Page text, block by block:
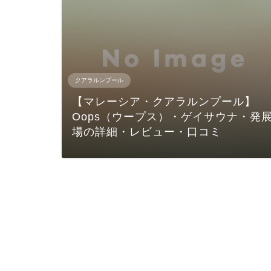
クアラルンプール
【マレーシア・クアラルンプール】
Oops（ウープス）・ゲイサウナ・発
場の詳細・レビュー・口コミ